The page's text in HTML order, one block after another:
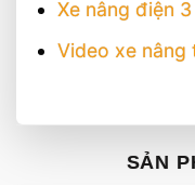
Xe nâng điện
Video xe nâng
SẢN